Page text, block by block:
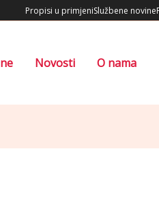
Propisi u primjeniSlužbene novine
Novosti O nama